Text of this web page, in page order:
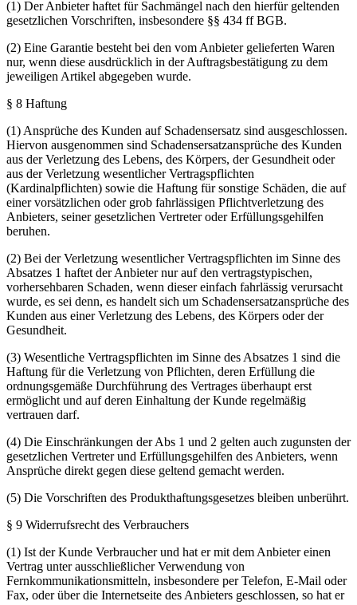
(1) Der Anbieter haftet für Sachmängel nach den hierfür geltenden
gesetzlichen Vorschriften, insbesondere §§ 434 ff BGB.
(2) Eine Garantie besteht bei den vom Anbieter gelieferten Waren
nur, wenn diese ausdrücklich in der Auftragsbestätigung zu dem
jeweiligen Artikel abgegeben wurde.
§ 8 Haftung
(1) Ansprüche des Kunden auf Schadensersatz sind ausgeschlossen.
Hiervon ausgenommen sind Schadensersatzansprüche des Kunden
aus der Verletzung des Lebens, des Körpers, der Gesundheit oder
aus der Verletzung wesentlicher Vertragspflichten
(Kardinalpflichten) sowie die Haftung für sonstige Schäden, die auf
einer vorsätzlichen oder grob fahrlässigen Pflichtverletzung des
Anbieters, seiner gesetzlichen Vertreter oder Erfüllungsgehilfen
beruhen.
(2) Bei der Verletzung wesentlicher Vertragspflichten im Sinne des
Absatzes 1 haftet der Anbieter nur auf den vertragstypischen,
vorhersehbaren Schaden, wenn dieser einfach fahrlässig verursacht
wurde, es sei denn, es handelt sich um Schadensersatzansprüche des
Kunden aus einer Verletzung des Lebens, des Körpers oder der
Gesundheit.
(3) Wesentliche Vertragspflichten im Sinne des Absatzes 1 sind die
Haftung für die Verletzung von Pflichten, deren Erfüllung die
ordnungsgemäße Durchführung des Vertrages überhaupt erst
ermöglicht und auf deren Einhaltung der Kunde regelmäßig
vertrauen darf.
(4) Die Einschränkungen der Abs 1 und 2 gelten auch zugunsten der
gesetzlichen Vertreter und Erfüllungsgehilfen des Anbieters, wenn
Ansprüche direkt gegen diese geltend gemacht werden.
(5) Die Vorschriften des Produkthaftungsgesetzes bleiben unberührt.
§ 9 Widerrufsrecht des Verbrauchers
(1) Ist der Kunde Verbraucher und hat er mit dem Anbieter einen
Vertrag unter ausschließlicher Verwendung von
Fernkommunikationsmitteln, insbesondere per Telefon, E-Mail oder
Fax, oder über die Internetseite des Anbieters geschlossen, so hat er